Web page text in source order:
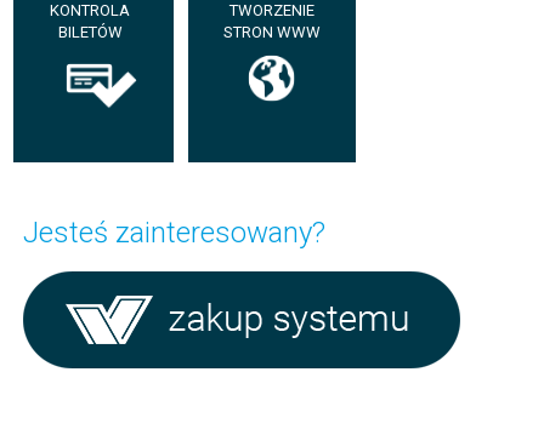
KONTROLA
BILETÓW
TWORZENIE
STRON WWW
Jesteś zainteresowany?